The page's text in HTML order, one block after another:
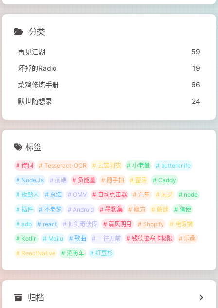
分类
再见江湖
59
坏掉的Radio
19
菜鸡修炼手册
66
默世随想录
24
标签
# 诗词 # Tesseract-OCR # 云裳羽衣 # 小老鼠
# butterknife
# Node.Js
# 前端 # 负能量 # 随手拍 # 整活
# Caddy
# 夜勤人
# 总结 # OMV # 自动点击器 # 汽车 # 闲岁
# node
# 插件
# 不老梦 # Android # 墨黎集 # 魔方 # 解谜
# 信使
# adb
# react # 仙剑奇侠传 # 清风明月 # Shopify
# 电饭锅
# Kotlin
# Mailu # 歌曲 # 一往无前 # 钱德拉塞卡极限
# 乐趣
# ReactNative
# 消防车 # 红豆杉
归档